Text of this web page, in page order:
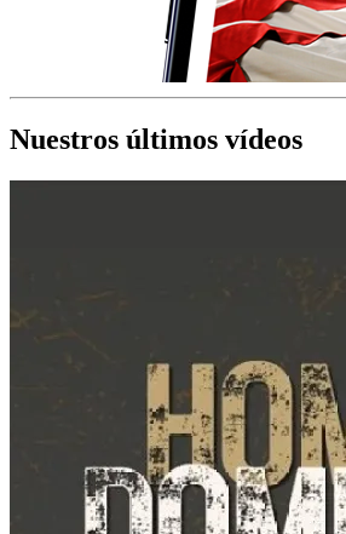
Nuestros últimos vídeos